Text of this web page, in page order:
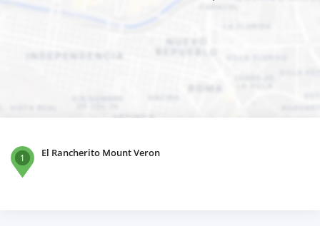
1 El Rancherito Mount Veron